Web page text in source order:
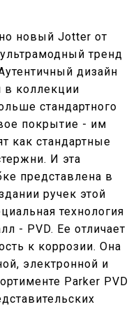
новый Jotter от
тренд
дизайн
в коллекции
стандартного
покрытие - им
как стандартные
И эта
представлена в
ручек этой
технология
- PVD. Ее отличает
к коррозии. Она
электронной и
Parker PVD